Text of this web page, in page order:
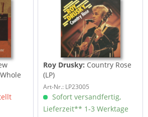
Roy Drusky: Country Rose
(LP)
Art-Nr.: LP23005
Sofort versandfertig,
Lieferzeit** 1-3 Werktage